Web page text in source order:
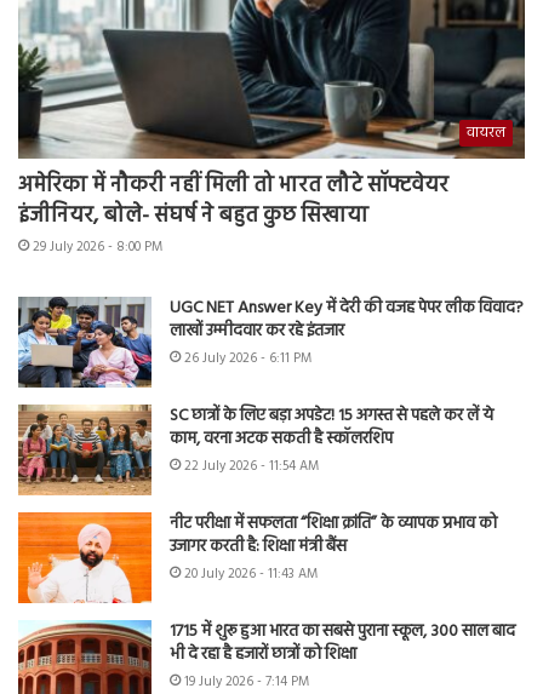
वायरल
अमेरिका में नौकरी नहीं मिली तो भारत लौटे सॉफ्टवेयर
इंजीनियर, बोले- संघर्ष ने बहुत कुछ सिखाया
29 July 2026 - 8:00 PM
UGC NET Answer Key में देरी की वजह पेपर लीक विवाद?
लाखों उम्मीदवार कर रहे इंतजार
26 July 2026 - 6:11 PM
SC छात्रों के लिए बड़ा अपडेट! 15 अगस्त से पहले कर लें ये
काम, वरना अटक सकती है स्कॉलरशिप
22 July 2026 - 11:54 AM
नीट परीक्षा में सफलता “शिक्षा क्रांति” के व्यापक प्रभाव को
उजागर करती है: शिक्षा मंत्री बैंस
20 July 2026 - 11:43 AM
1715 में शुरू हुआ भारत का सबसे पुराना स्कूल, 300 साल बाद
भी दे रहा है हजारों छात्रों को शिक्षा
19 July 2026 - 7:14 PM